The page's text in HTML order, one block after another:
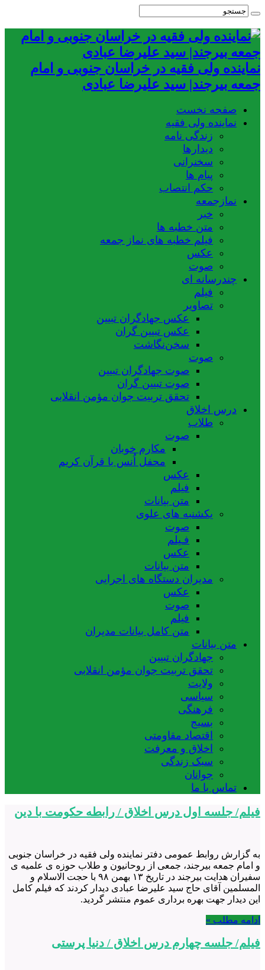
نماینده ولی فقیه در خراسان جنوبی و امام
جمعه بیرجند| سید علیرضا عبادی
صفحه نخست
نماینده ولی فقیه
زندگی نامه
دیدارها
سخنرانی
پیام ها
حکم انتصاب
نمازجمعه
خبر
متن خطبه ها
فیلم خطبه های نماز جمعه
عکس
صوت
چندرسانه ای
فیلم
تصاویر
عکس جهادگران تبیین
عکس تبیین گران
سخن‌نگاشت
صوت
صوت جهادگران تبیین
صوت تبیین گران
تحقق تربیت جوان مؤمن انقلابی
درس اخلاق
طلاب
صوت
مکارم خوبان
محفل اُنس با قرآن کریم
عکس
فیلم
متن بیانات
یکشنبه های علوی
صوت
فـیلم
عکس
متن بیانات
مدیران دستگاه های اجرایی
عکس
صوت
فیلم
متن کامل بیانات مدیران
متن بیانات
جهادگران تبیین
تحقق تربیت جوان مؤمن انقلابی
ولایت
سیاسی
فرهنگی
بسیج
اقتصاد مقاومتی
اخلاق و معرفت
سبک زندگی
جوانان
تماس با ما
فیلم/ جلسه اول درس اخلاق / رابطه حکومت با دین
به گزارش روابط عمومی دفتر نماینده ولی فقیه در خراسان جنوبی
و امام جمعه بیرجند، جمعی از روحانیون و طلاب حوزه ی علمیه ی
سفیران هدایت بیرجند در تاریخ ۱۳ بهمن ۹۸ با حجت الاسلام و
المسلمین آقای حاج سید علیرضا عبادی دیدار کردند که فیلم کامل
این دیدار جهت بهره برداری عموم منتشر گردید.
ادامه مطلب »
فیلم/ جلسه چهارم درس اخلاق / دنیا پرستی